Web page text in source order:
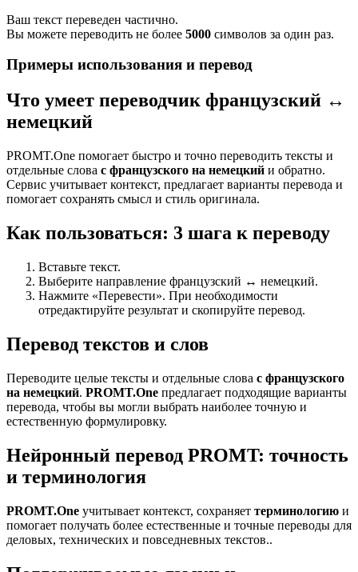
Ваш текст переведен частично.
Вы можете переводить не более 5000 символов за один раз.
Примеры использования и перевод
Что умеет переводчик французский ↔
немецкий
PROMT.One помогает быстро и точно переводить тексты и
отдельные слова с французского на немецкий и обратно.
Сервис учитывает контекст, предлагает варианты перевода и
помогает сохранять смысл и стиль оригинала.
Как пользоваться: 3 шага к переводу
Вставьте текст.
Выберите направление французский ↔ немецкий.
Нажмите «Перевести». При необходимости
отредактируйте результат и скопируйте перевод.
Перевод текстов и слов
Переводите целые тексты и отдельные слова с французского
на немецкий. PROMT.One предлагает подходящие варианты
перевода, чтобы вы могли выбрать наиболее точную и
естественную формулировку.
Нейронный перевод PROMT: точность
и терминология
PROMT.One учитывает контекст, сохраняет терминологию и
помогает получать более естественные и точные переводы для
деловых, технических и повседневных текстов..